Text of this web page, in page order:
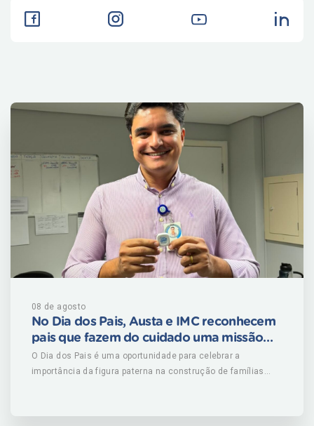
08 de agosto
No Dia dos Pais, Austa e IMC reconhecem
pais que fazem do cuidado uma missão
dentro e fora de casa
O Dia dos Pais é uma oportunidade para celebrar a
importância da figura paterna na construção de famílias
hábitos que acompanham os filhos ao longo da vida e